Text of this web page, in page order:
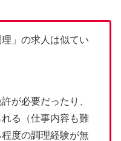
」の求人は似てい
が必要だったり、
る（仕事内容も難
度の調理経験が無